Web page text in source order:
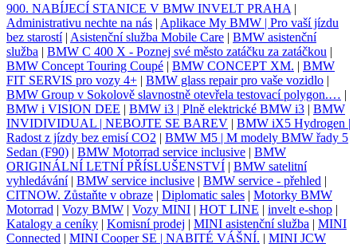
900. NABÍJECÍ STANICE V BMW INVELT PRAHA |
Administrativu nechte na nás | Aplikace My BMW | Pro vaší jízdu
bez starostí| Asistenční služba Mobile Care | BMW asistenční
služba | BMW C 400 X - Poznej své město zatáčku za zatáčkou |
BMW Concept Touring Coupé | BMW CONCEPT XM. | BMW
FIT SERVIS pro vozy 4+ | BMW glass repair pro vaše vozidlo |
BMW Group v Sokolově slavnostně otevřela testovací polygon.… |
BMW i VISION DEE | BMW i3 | Plně elektrické BMW i3 | BMW
INVIDIVIDUAL | NEBOJTE SE BAREV | BMW iX5 Hydrogen |
Radost z jízdy bez emisí CO2 | BMW M5 | M modely BMW řady 5
Sedan (F90) | BMW Motorrad service inclusive | BMW
ORIGINÁLNÍ LETNÍ PŘÍSLUŠENSTVÍ | BMW satelitní
vyhledávání| BMW service inclusive | BMW service - přehled |
CITNOW. Zůstaňte v obraze | Diplomatic sales | Motorky BMW
Motorrad | Vozy BMW | Vozy MINI | HOT LINE | invelt e-shop |
Katalogy a ceníky | Komisní prodej | MINI asistenční služba | MINI
Connected | MINI Cooper SE | NABITÉ VÁŠNÍ. | MINI JCW